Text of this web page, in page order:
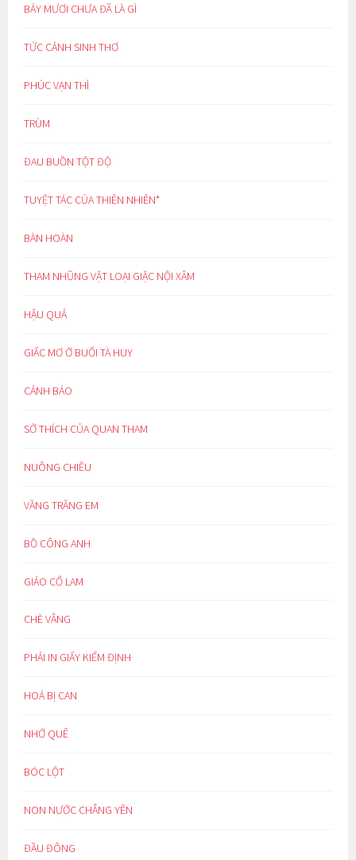
BẢY MƯƠI CHƯA ĐÃ LÀ GÌ
TỨC CẢNH SINH THƠ
PHÚC VẠN THÌ
TRÙM
ĐAU BUỒN TỘT ĐỘ
TUYỆT TÁC CỦA THIÊN NHIÊN*
BÀN HOÀN
THAM NHŨNG VẶT LOẠI GIẶC NỘI XÂM
HẬU QUẢ
GIẤC MƠ Ở BUỔI TÀ HUY
CẢNH BÁO
SỞ THÍCH CỦA QUAN THAM
NUÔNG CHIỀU
VẦNG TRĂNG EM
BỒ CÔNG ANH
GIẢO CỔ LAM
CHÈ VẰNG
PHẢI IN GIẤY KIỂM ĐỊNH
HOÁ BỊ CAN
NHỚ QUÊ
BÓC LỘT
NON NƯỚC CHẲNG YÊN
ĐẦU ĐÔNG